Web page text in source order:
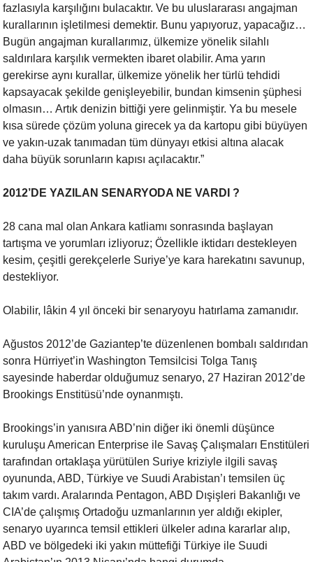
fazlasıyla karşılığını bulacaktır. Ve bu uluslararası angajman
kurallarının işletilmesi demektir. Bunu yapıyoruz, yapacağız…
Bugün angajman kurallarımız, ülkemize yönelik silahlı
saldırılara karşılık vermekten ibaret olabilir. Ama yarın
gerekirse aynı kurallar, ülkemize yönelik her türlü tehdidi
kapsayacak şekilde genişleyebilir, bundan kimsenin şüphesi
olmasın… Artık denizin bittiği yere gelinmiştir. Ya bu mesele
kısa sürede çözüm yoluna girecek ya da kartopu gibi büyüyen
ve yakın-uzak tanımadan tüm dünyayı etkisi altına alacak
daha büyük sorunların kapısı açılacaktır.”
2012’DE YAZILAN SENARYODA NE VARDI ?
28 cana mal olan Ankara katliamı sonrasında başlayan
tartışma ve yorumları izliyoruz; Özellikle iktidarı destekleyen
kesim, çeşitli gerekçelerle Suriye’ye kara harekatını savunup,
destekliyor.
Olabilir, lâkin 4 yıl önceki bir senaryoyu hatırlama zamanıdır.
Ağustos 2012’de Gaziantep’te düzenlenen bombalı saldırıdan
sonra Hürriyet’in Washington Temsilcisi Tolga Tanış
sayesinde haberdar olduğumuz senaryo, 27 Haziran 2012’de
Brookings Enstitüsü’nde oynanmıştı.
Brookings’in yanısıra ABD’nin diğer iki önemli düşünce
kuruluşu American Enterprise ile Savaş Çalışmaları Enstitüleri
tarafından ortaklaşa yürütülen Suriye kriziyle ilgili savaş
oyununda, ABD, Türkiye ve Suudi Arabistan’ı temsilen üç
takım vardı. Aralarında Pentagon, ABD Dışişleri Bakanlığı ve
CIA’de çalışmış Ortadoğu uzmanlarının yer aldığı ekipler,
senaryo uyarınca temsil ettikleri ülkeler adına kararlar alıp,
ABD ve bölgedeki iki yakın müttefiği Türkiye ile Suudi